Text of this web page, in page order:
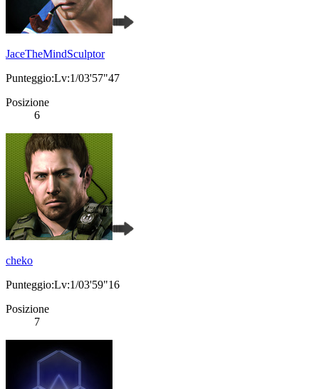
JaceTheMindSculptor
Punteggio:Lv:1/03'57"47
Posizione
6
cheko
Punteggio:Lv:1/03'59"16
Posizione
7